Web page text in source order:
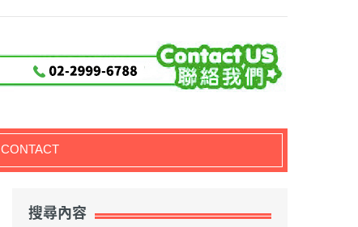
CONTACT
搜尋內容